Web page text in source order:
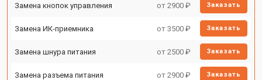
Замена кнопок управления от 2900 ₽ Заказать
Замена ИК-приемника от 3500 ₽ Заказать
Замена шнура питания от 2500 ₽ Заказать
Замена разъема питания от 2900 ₽ Заказать